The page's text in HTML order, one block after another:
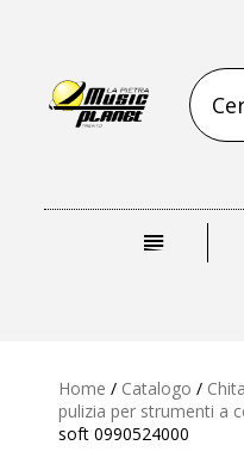
n
Home / Catalogo /
pulizia per strumenti a
soft 0990524000